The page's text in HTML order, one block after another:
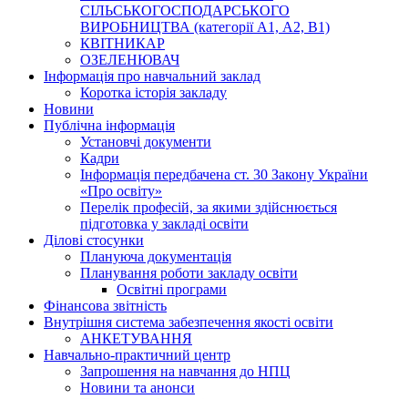
СІЛЬСЬКОГОСПОДАРСЬКОГО
ВИРОБНИЦТВА (категорії А1, А2, В1)
КВІТНИКАР
ОЗЕЛЕНЮВАЧ
Інформація про навчальний заклад
Коротка історія закладу
Новини
Публічна інформація
Установчі документи
Кадри
Інформація передбачена ст. 30 Закону України
«Про освіту»
Перелік професій, за якими здійснюється
підготовка у закладі освіти
Ділові стосунки
Плануюча документація
Планування роботи закладу освіти
Освітні програми
Фінансова звітність
Внутрішня система забезпечення якості освіти
АНКЕТУВАННЯ
Навчально-практичний центр
Запрошення на навчання до НПЦ
Новини та анонси